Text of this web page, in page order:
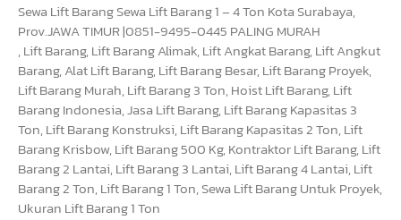
Sewa Lift Barang Sewa Lift Barang 1 – 4 Ton Kota Surabaya,
Prov.JAWA TIMUR |0851-9495-0445 PALING MURAH
, Lift Barang, Lift Barang Alimak, Lift Angkat Barang, Lift Angkut
Barang, Alat Lift Barang, Lift Barang Besar, Lift Barang Proyek,
Lift Barang Murah, Lift Barang 3 Ton, Hoist Lift Barang, Lift
Barang Indonesia, Jasa Lift Barang, Lift Barang Kapasitas 3
Ton, Lift Barang Konstruksi, Lift Barang Kapasitas 2 Ton, Lift
Barang Krisbow, Lift Barang 500 Kg, Kontraktor Lift Barang, Lift
Barang 2 Lantai, Lift Barang 3 Lantai, Lift Barang 4 Lantai, Lift
Barang 2 Ton, Lift Barang 1 Ton, Sewa Lift Barang Untuk Proyek,
Ukuran Lift Barang 1 Ton